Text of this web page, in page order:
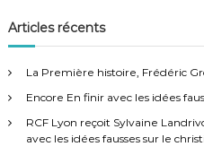
h
e
c
h
e
Articles récents
La Première histoire, Frédéric
Encore En finir avec les idées
RCF Lyon reçoit Sylvaine
avec les idées fausses sur le